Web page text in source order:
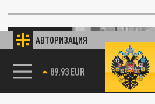
АВТОРИЗАЦИЯ
85.64 BRENT
ПОЛИТИКА